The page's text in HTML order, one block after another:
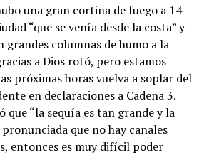
una gran cortina de fuego a 14
“que se venía desde la costa” y
grandes columnas de humo a la
a Dios rotó, pero estamos
próximas horas vuelva a soplar del
en declaraciones a Cadena 3.
que “la sequía es tan grande y la
que no hay canales
entonces es muy difícil poder